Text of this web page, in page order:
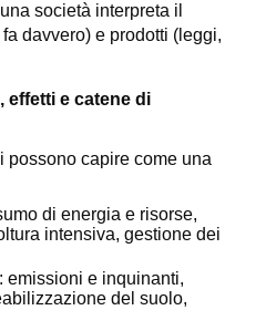
società interpreta il
davvero) e prodotti (leggi,
effetti e catene di
possono capire come una
di energia e risorse,
intensiva, gestione dei
: emissioni e inquinanti,
del suolo,